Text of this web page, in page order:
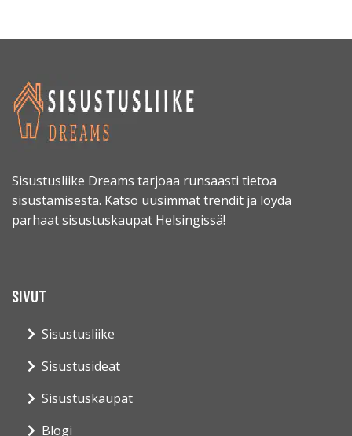
Sisustusliike Dreams tarjoaa runsaasti tietoa
sisustamisesta. Katso uusimmat trendit ja löydä
parhaat sisustuskaupat Helsingissä!
SIVUT
Sisustusliike
Sisustusideat
Sisustuskaupat
Blogi